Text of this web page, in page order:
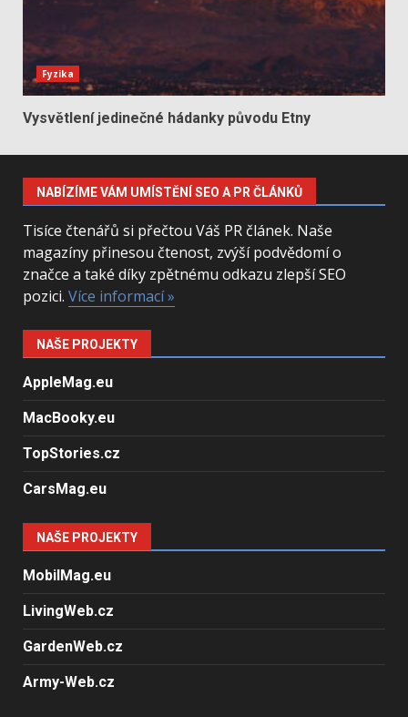
Fyzika
Vysvětlení jedinečné hádanky původu Etny
NABÍZÍME VÁM UMÍSTĚNÍ SEO A PR ČLÁNKŮ
Tisíce čtenářů si přečtou Váš PR článek. Naše
magazíny přinesou čtenost, zvýší podvědomí o
značce a také díky zpětnému odkazu zlepší SEO
pozici. Více informací »
NAŠE PROJEKTY
AppleMag.eu
MacBooky.eu
TopStories.cz
CarsMag.eu
NAŠE PROJEKTY
MobilMag.eu
LivingWeb.cz
GardenWeb.cz
Army-Web.cz